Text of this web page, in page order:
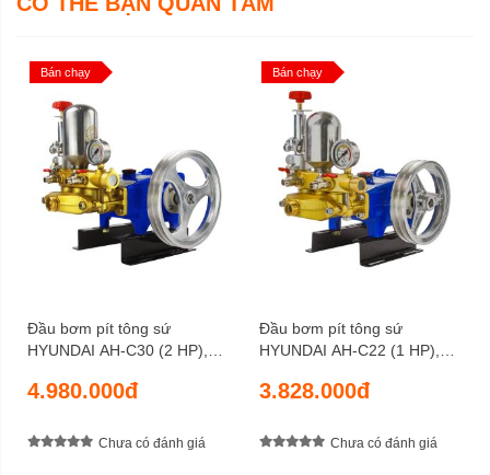
Bán chạy
Đầu bơm pít tông sứ
HYUNDAI AH-C30 (2 HP),
nén 35 kgf/cm2
4.980.000đ
Chưa có đánh giá
Bán chạy
Đầu bơm pít tông sứ
HYUNDAI AH-C22 (1 HP),
nén 30 kgf/cm2
3.828.000đ
Chưa có đánh giá